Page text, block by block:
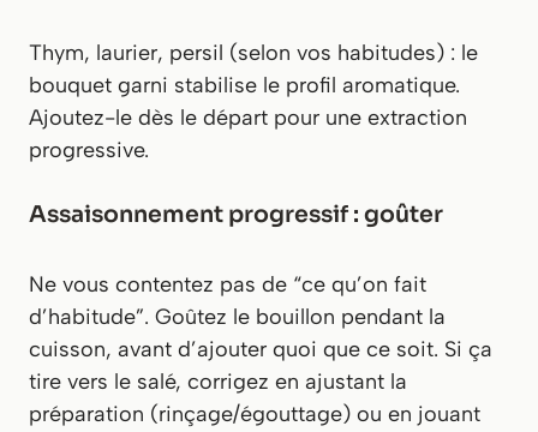
Thym, laurier, persil (selon vos habitudes) : le
bouquet garni stabilise le profil aromatique.
Ajoutez-le dès le départ pour une extraction
progressive.
Assaisonnement progressif : goûter
Ne vous contentez pas de “ce qu’on fait
d’habitude”. Goûtez le bouillon pendant la
cuisson, avant d’ajouter quoi que ce soit. Si ça
tire vers le salé, corrigez en ajustant la
préparation (rinçage/égouttage) ou en jouant